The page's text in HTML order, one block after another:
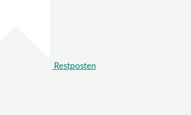
Restposten